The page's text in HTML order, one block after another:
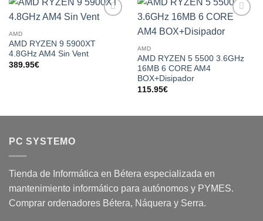
AMD
AMD RYZEN 9 5900XT
4.8GHz AM4 Sin Vent
389.95€
AMD
AMD RYZEN 5 5500 3.6GHz
16MB 6 CORE AM4
BOX+Disipador
115.95€
PC SYSTEMO
Tienda de Informática en Bétera especializada en
mantenimiento informático para autónomos y PYMES.
Comprar ordenadores Bétera, Náquera y Serra.